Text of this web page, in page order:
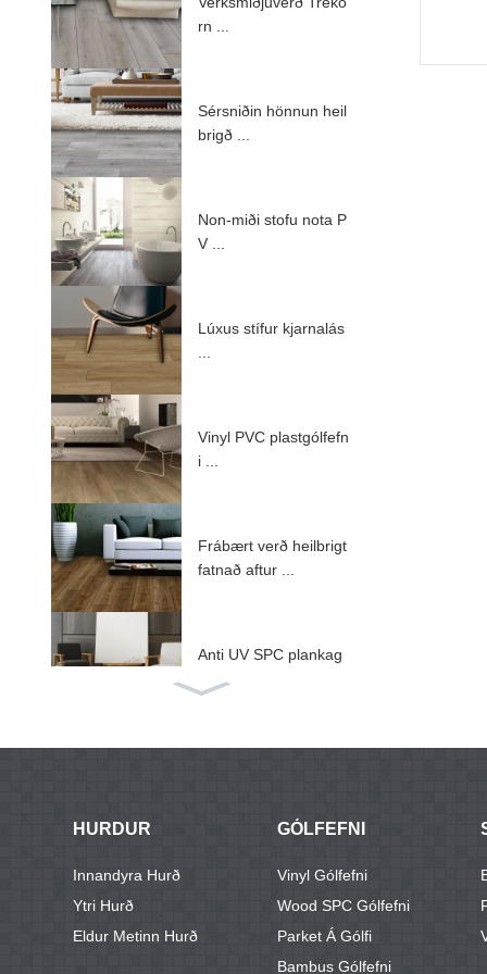
rn ...
Sérsniðin hönnun heil
brigð ...
Non-miði stofu nota P
V ...
Lúxus stífur kjarnalás
Vinyl PVC plastgólfefn
i ...
Frábært verð heilbrigt
fatnað aftur ...
Anti UV SPC plankag
ólf ...
ABA stíf kjarna SPC g
HURDUR
Innandyra Hurð
Ytri Hurð
Eldur Metinn Hurð
GÓLFEFNI
Vinyl Gólfefni
Wood SPC Gólfefni
Parket Á Gólfi
Bambus Gólfefni